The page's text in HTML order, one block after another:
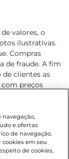
valores, o
ilustrativas.
Compras
de fraude. A fim
clientes as
com preços
para
podendo
a venda
conforme
Criança e do
navegação,
e ofertas
de navegação.
cookies em seu
de cookies,